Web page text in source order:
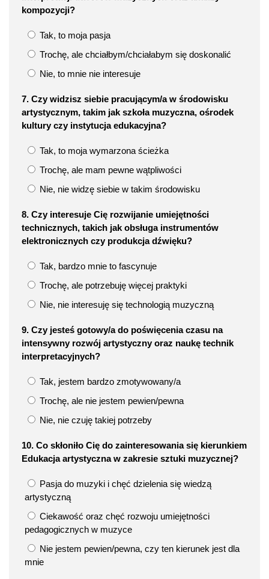
kompozycji?
Tak, to moja pasja
Trochę, ale chciałbym/chciałabym się doskonalić
Nie, to mnie nie interesuje
7. Czy widzisz siebie pracującym/a w środowisku
artystycznym, takim jak szkoła muzyczna, ośrodek
kultury czy instytucja edukacyjna?
Tak, to moja wymarzona ścieżka
Trochę, ale mam pewne wątpliwości
Nie, nie widzę siebie w takim środowisku
8. Czy interesuje Cię rozwijanie umiejętności
technicznych, takich jak obsługa instrumentów
elektronicznych czy produkcja dźwięku?
Tak, bardzo mnie to fascynuje
Trochę, ale potrzebuję więcej praktyki
Nie, nie interesuję się technologią muzyczną
9. Czy jesteś gotowy/a do poświęcenia czasu na
intensywny rozwój artystyczny oraz naukę technik
interpretacyjnych?
Tak, jestem bardzo zmotywowany/a
Trochę, ale nie jestem pewien/pewna
Nie, nie czuję takiej potrzeby
10. Co skłoniło Cię do zainteresowania się kierunkiem
Edukacja artystyczna w zakresie sztuki muzycznej?
Pasja do muzyki i chęć dzielenia się wiedzą
artystyczną
Ciekawość oraz chęć rozwoju umiejętności
pedagogicznych w muzyce
Nie jestem pewien/pewna, czy ten kierunek jest dla
mnie